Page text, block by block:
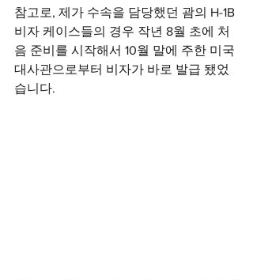
참고로, 제가 수속을 담당했던 괌의 H-1B
비자 케이스들의 경우 작년 8월 초에 처
음 준비를 시작해서 10월 말에 주한 미국
대사관으로부터 비자가 바로 발급 됐었
습니다.